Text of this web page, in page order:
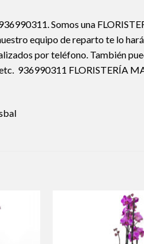
Somos una
equipo de reparto te lo
por teléfono. También
936990311 FLORISTERÍA